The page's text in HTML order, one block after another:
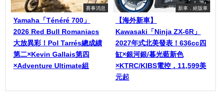
賽事消息
Yamaha「Ténéré 700」
2026 Red Bull Romaniacs
大放異彩！Pol Tarrés總成績
第二×Kevin Gallais第四
×Adventure Ultimate組
新車．絕版車
【海外新車】
Kawasaki「Ninja ZX-6R」
2027年式北美發表！636cc四
缸×銀河銀/暮光藍新色
×KTRC/KIBS電控，11,599美
元起